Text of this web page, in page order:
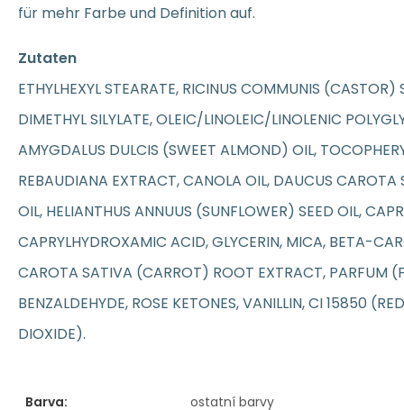
für mehr Farbe und Definition auf.
Zutaten
ETHYLHEXYL STEARATE, RICINUS COMMUNIS (CASTOR)
DIMETHYL SILYLATE, OLEIC/LINOLEIC/LINOLENIC
AMYGDALUS DULCIS (SWEET ALMOND) OIL,
REBAUDIANA EXTRACT, CANOLA OIL, DAUCUS
OIL, HELIANTHUS ANNUUS (SUNFLOWER) SEED OIL,
CAPRYLHYDROXAMIC ACID, GLYCERIN, MICA, BETA-
CAROTA SATIVA (CARROT) ROOT EXTRACT, PARFUM
BENZALDEHYDE, ROSE KETONES, VANILLIN, CI 15850
DIOXIDE).
Barva: ostatní barvy